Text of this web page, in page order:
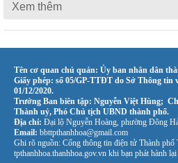
Xem thêm
Tên cơ quan chủ quản: Ủy ban nhân dân
Giấy phép: số 05/GP-TTĐT do Sở Thông tin
01/12/2020.
Trưởng Ban biên tập: Nguyễn Việt Hùng;
Thành uỷ, Phó Chủ tịch UBND thành phố.
Địa chỉ: Đại lộ Nguyễn Hoàng, phường Đông
Email: bbttpthanhhoa@gmail.com
Ghi rõ nguồn: Cổng thông tin điện tử Thành phố
tpthanhhoa.thanhhoa.gov.vn khi bạn phát hành